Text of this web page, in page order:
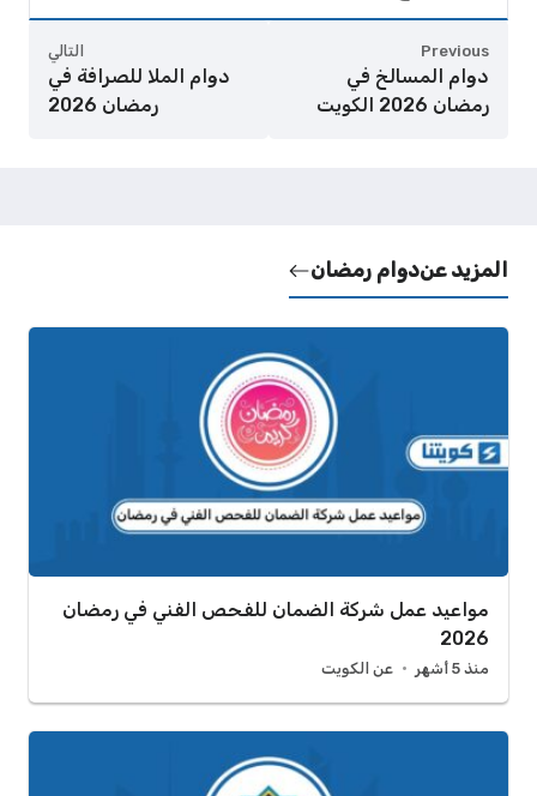
Previous
دوام المسالخ في
رمضان 2026 الكويت
التالي
دوام الملا للصرافة في
رمضان 2026
المزيد عندوام رمضان
مواعيد عمل شركة الضمان للفحص الفني في رمضان
2026
منذ 5 أشهر عن الكويت